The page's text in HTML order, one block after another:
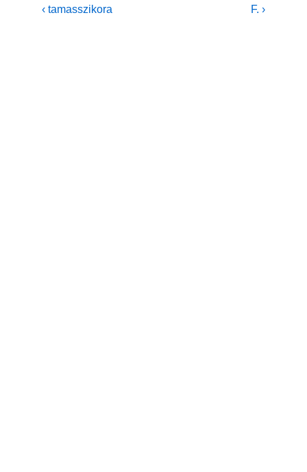
Bejegyzés
Previous
‹ tamasszikora
Next
F. ›